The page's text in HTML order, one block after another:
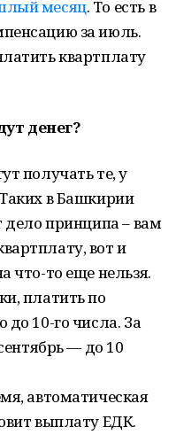
месяц. То есть в
за июль.
квартплату
денег?
получать те, у
в Башкирии
дело принципа – вам
вот и
что-то еще нельзя.
платить по
10-го числа. За
— до 10
автоматическая
выплату ЕДК.